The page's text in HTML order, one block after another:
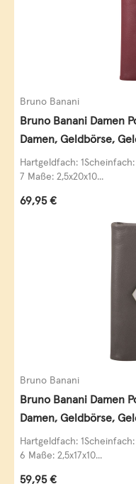
Bruno Banani
Bruno Banani Damen
Damen, Geldbörse,
Leder
Hartgeldfach:
7 Maße: 2,5x20x10...
Regulärer Preis:
69,95 €
Bruno Banani
Bruno Banani Damen
Damen, Geldbörse,
Leder
Hartgeldfach:
6 Maße: 2,5x17x10...
Regulärer Preis:
59,95 €